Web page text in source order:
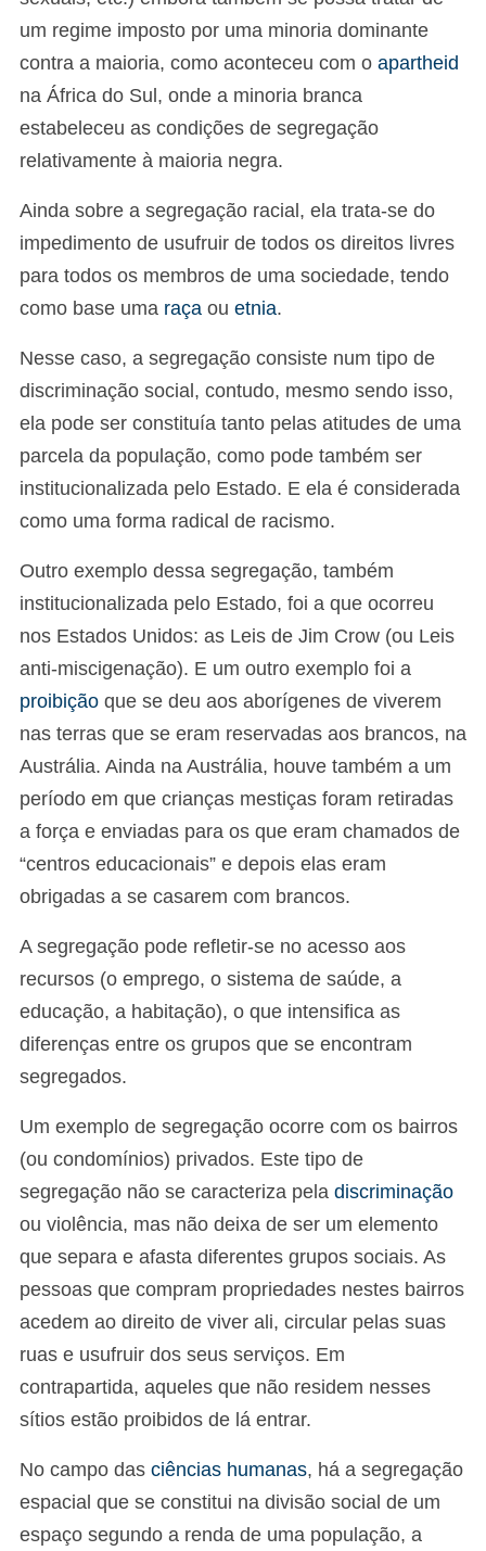
um regime imposto por uma minoria dominante
contra a maioria, como aconteceu com o apartheid
na África do Sul, onde a minoria branca
estabeleceu as condições de segregação
relativamente à maioria negra.
Ainda sobre a segregação racial, ela trata-se do
impedimento de usufruir de todos os direitos livres
para todos os membros de uma sociedade, tendo
como base uma raça ou etnia.
Nesse caso, a segregação consiste num tipo de
discriminação social, contudo, mesmo sendo isso,
ela pode ser constituía tanto pelas atitudes de uma
parcela da população, como pode também ser
institucionalizada pelo Estado. E ela é considerada
como uma forma radical de racismo.
Outro exemplo dessa segregação, também
institucionalizada pelo Estado, foi a que ocorreu
nos Estados Unidos: as Leis de Jim Crow (ou Leis
anti-miscigenação). E um outro exemplo foi a
proibição que se deu aos aborígenes de viverem
nas terras que se eram reservadas aos brancos, na
Austrália. Ainda na Austrália, houve também a um
período em que crianças mestiças foram retiradas
a força e enviadas para os que eram chamados de
“centros educacionais” e depois elas eram
obrigadas a se casarem com brancos.
A segregação pode refletir-se no acesso aos
recursos (o emprego, o sistema de saúde, a
educação, a habitação), o que intensifica as
diferenças entre os grupos que se encontram
segregados.
Um exemplo de segregação ocorre com os bairros
(ou condomínios) privados. Este tipo de
segregação não se caracteriza pela discriminação
ou violência, mas não deixa de ser um elemento
que separa e afasta diferentes grupos sociais. As
pessoas que compram propriedades nestes bairros
acedem ao direito de viver ali, circular pelas suas
ruas e usufruir dos seus serviços. Em
contrapartida, aqueles que não residem nesses
sítios estão proibidos de lá entrar.
No campo das ciências humanas, há a segregação
espacial que se constitui na divisão social de um
espaço segundo a renda de uma população, a